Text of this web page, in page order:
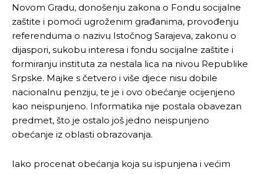
Novom Gradu, donošenju zakona o Fondu socijalne
zaštite i pomoći ugroženim građanima, provođenju
referenduma o nazivu Istočnog Sarajeva, zakonu o
dijaspori, sukobu interesa i fondu socijalne zaštite i
formiranju instituta za nestala lica na nivou Republike
Srpske. Majke s četvero i više djece nisu dobile
nacionalnu penziju, te je i ovo obećanje ocijenjeno
kao neispunjeno. Informatika nije postala obavezan
predmet, što je ostalo još jedno neispunjeno
obećanje iz oblasti obrazovanja.
Iako procenat obećanja koja su ispunjena i većim